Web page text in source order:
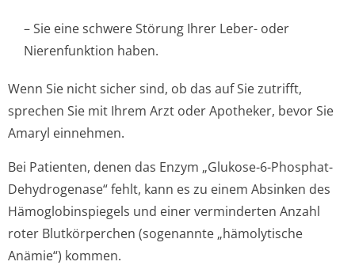
– Sie eine schwere Störung Ihrer Leber- oder
Nierenfunktion ha­ben.
Wenn Sie nicht sicher sind, ob das auf Sie zutrifft,
sprechen Sie mit Ihrem Arzt oder Apotheker, bevor Sie
Amaryl einnehmen.
Bei Patienten, denen das Enzym „Glukose-6-Phosphat-
Dehydrogenase“ fehlt, kann es zu einem Absinken des
Hämoglobinspiegels und einer verminderten Anzahl
roter Blutkörperchen (sogenannte „hämolytische
Anämie“) kommen.